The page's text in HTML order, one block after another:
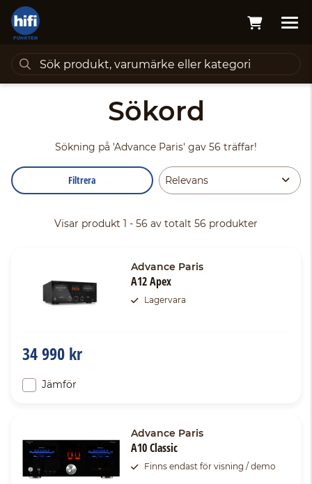
Sökord
Sökning på 'Advance Paris' gav 56 träffar!
Filtrera
Visar produkt 1 - 56 av totalt 56 produkter
Advance Paris
A12 Apex
Lagervara
34 990 kr
Jämför
Advance Paris
A10 Classic
Finns endast för visning / demo